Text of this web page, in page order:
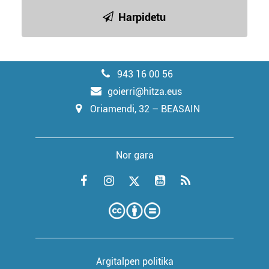
Harpidetu
943 16 00 56
goierri@hitza.eus
Oriamendi, 32 – BEASAIN
Nor gara
Argitalpen politika